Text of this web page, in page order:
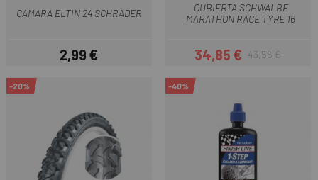
CÁMARA ELTIN 24 SCHRADER
Precio
2,99 €
CUBIERTA SCHWALBE
MARATHON RACE TYRE 16
Precio
34,85 €Precio regular
43,56 €
-20% -40%